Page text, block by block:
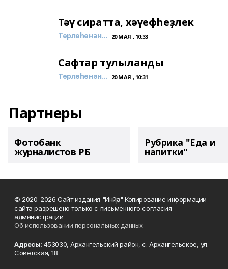
Тәү сиратта, хәүефһеҙлек
Төрлөһөнән... 20 МАЯ , 10:33
Сафтар тулыланды
Төрлөһөнән... 20 МАЯ , 10:31
Партнеры
Фотобанк
журналистов РБ
Рубрика "Еда и
напитки"
© 2020-2026 Сайт издания "Инйәр" Копирование информации
сайта разрешено только с письменного согласия
администрации
Об использовании персональных данных
Адресы: 453030, Архангельский район, с. Архангельское, ул.
Советская, 18